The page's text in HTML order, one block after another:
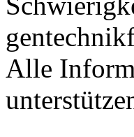
Alle